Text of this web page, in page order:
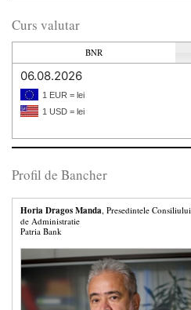
Curs valutar
BNR
06.08.2026
1 EUR = lei
1 USD = lei
Profil de Bancher
Horia Dragos Manda , Presedintele Consiliului
de Administratie
Patria Bank